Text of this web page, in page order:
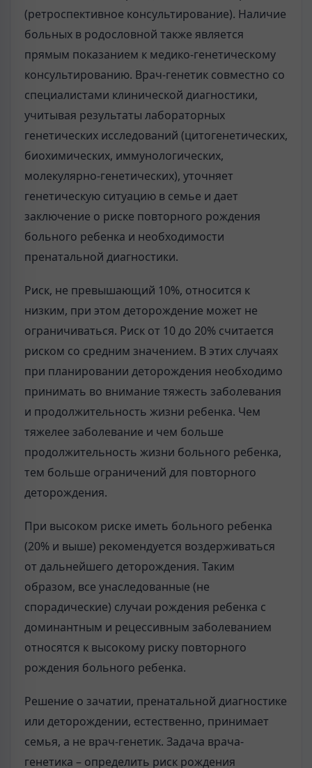
(ретроспективное консультирование). Наличие
больных в родословной также является
прямым показанием к медико-генетическому
консультированию. Врач-генетик совместно со
специалистами клинической диагностики,
учитывая результаты лабораторных
генетических исследований (цитогенетических,
биохимических, иммунологических,
молекулярно-генетических), уточняет
генетическую ситуацию в семье и дает
заключение о риске повторного рождения
больного ребенка и необходимости
пренатальной диагностики.
Риск, не превышающий 10%, относится к
низким, при этом деторождение может не
ограничиваться. Риск от 10 до 20% считается
риском со средним значением. В этих случаях
при планировании деторождения необходимо
принимать во внимание тяжесть заболевания
и продолжительность жизни ребенка. Чем
тяжелее заболевание и чем больше
продолжительность жизни больного ребенка,
тем больше ограничений для повторного
деторождения.
При высоком риске иметь больного ребенка
(20% и выше) рекомендуется воздерживаться
от дальнейшего деторождения. Таким
образом, все унаследованные (не
спорадические) случаи рождения ребенка с
доминантным и рецессивным заболеванием
относятся к высокому риску повторного
рождения больного ребенка.
Решение о зачатии, пренатальной диагностике
или деторождении, естественно, принимает
семья, а не врач-генетик. Задача врача-
генетика – определить риск рождения